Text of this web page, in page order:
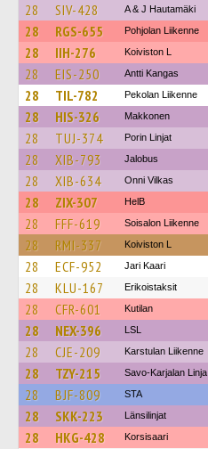
28 SIV-428 A & J Hautamäki
28 RGS-655 Pohjolan Liikenne
28 IIH-276 Koiviston L
28 EIS-250 Antti Kangas
28 TIL-782 Pekolan Liikenne
28 HIS-326 Makkonen
28 TUJ-374 Porin Linjat
28 XIB-793 Jalobus
28 XIB-634 Onni Vilkas
28 ZIX-307 HelB
28 FFF-619 Soisalon Liikenne
28 RMI-337 Koiviston L
28 ECF-952 Jari Kaari
28 KLU-167 Erikoistaksit
28 CFR-601 Kutilan
28 NEX-396 LSL
28 CJE-209 Karstulan Liikenne
28 TZY-215 Savo-Karjalan Linja
28 BJF-809 STA
28 SKK-223 Länsilinjat
28 HKG-428 Korsisaari